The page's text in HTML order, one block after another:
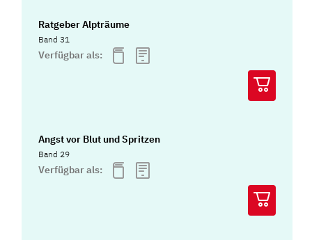
Ratgeber Alpträume
Band 31
Verfügbar als:
Angst vor Blut und Spritzen
Band 29
Verfügbar als: